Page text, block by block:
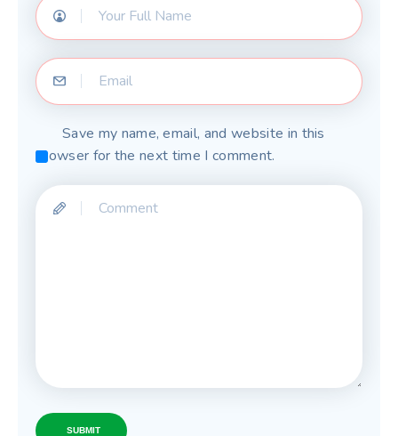
Save my name, email, and website in this
browser for the next time I comment.
SUBMIT